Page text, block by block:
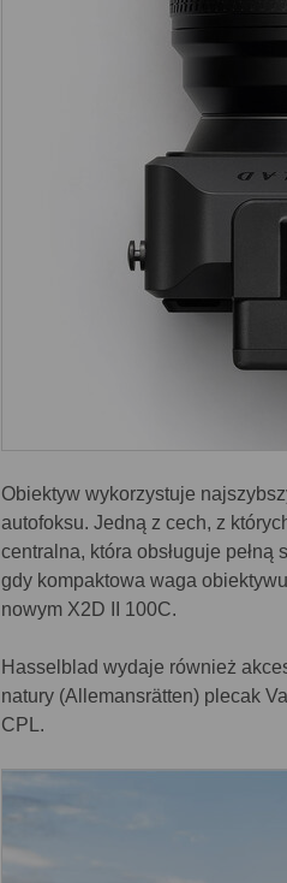
Obiektyw wykorzystuje
autofoksu. Jedną z cech, z
centralna, która obsługuje
gdy kompaktowa waga
nowym X2D II 100C.
Hasselblad wydaje również
natury (Allemansrätten) plecak
CPL.